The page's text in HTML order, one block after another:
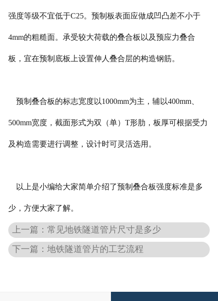
强度等级不宜低于C25。预制板表面应做成凹凸差不小于
4mm的粗糙面。承受较大荷载的叠合板以及预应力叠合
板，宜在预制底板上设置伸人叠合层的构造钢筋。
预制叠合板的标志宽度以1000mm为主，辅以400mm、
500mm宽度，截面形式为双（单）T形肋，板厚可根据受力
及构造需要进行调整，设计时可灵活选用。
以上是小编给大家简单介绍了预制叠合板强度标准是多
少，方便大家了解。
上一篇：常见地铁隧道管片尺寸是多少
下一篇：地铁隧道管片的工艺流程